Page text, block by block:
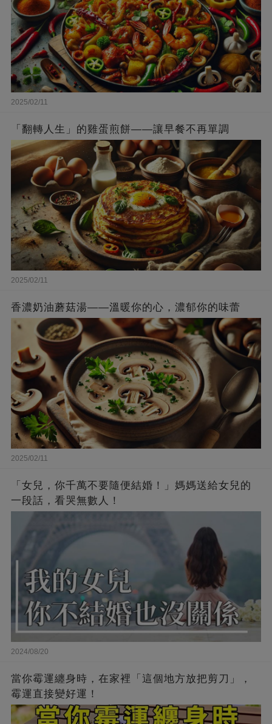
2025/02/11
「翻轉人生」的雞蛋煎餅——讓早餐不再單調
2025/02/11
香濃奶油蘑菇湯——溫暖你的心，濃郁你的味蕾
2025/02/11
「女兒，你千萬不要隨便結婚！」媽媽送給女兒的
一段話，看哭無數人！
2024/08/20
當你霉運纏身時，在家裡「這個地方放把剪刀」，
霉運直接變好運！